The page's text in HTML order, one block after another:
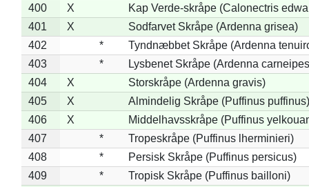
400
X
Kap Verde-skråpe (Calonectris
401
X
Sodfarvet Skråpe (Ardenna grisea)
402
*
Tyndnæbbet Skråpe (Ardenna
403
*
Lysbenet Skråpe (Ardenna
404
X
Storskråpe (Ardenna gravis)
405
X
Almindelig Skråpe (Puffinus puffinus)
406
X
Middelhavsskråpe (Puffinus
407
*
Tropeskråpe (Puffinus lherminieri)
408
*
Persisk Skråpe (Puffinus persicus)
409
*
Tropisk Skråpe (Puffinus bailloni)